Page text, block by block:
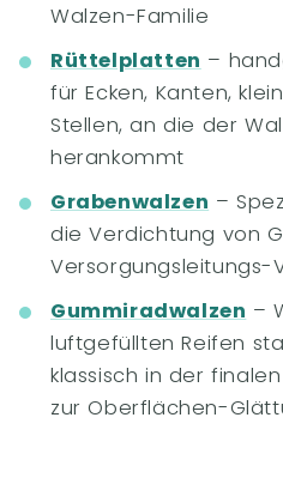
Walzen-Familie
Rüttelplatten –
für Ecken, Kanten,
Stellen, an die der
herankommt
Grabenwalzen –
die Verdichtung von
Versorgungsleitungs-
Gummiradwalzen –
luftgefüllten Reifen
klassisch in der
zur Oberflächen-